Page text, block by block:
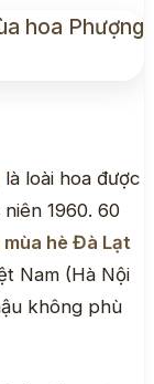
là loài hoa được
1960. 60
hè Đà Lạt
Nam (Hà Nội
không phù